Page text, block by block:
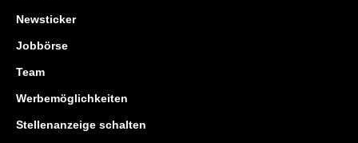
Newsticker
Jobbörse
Team
Werbemöglichkeiten
Stellenanzeige schalten